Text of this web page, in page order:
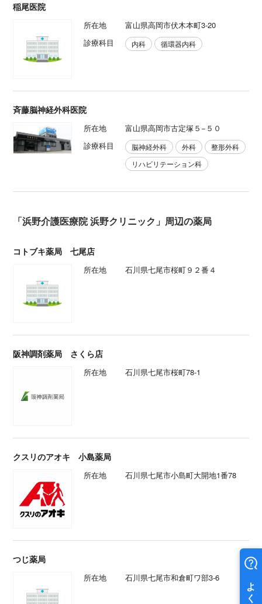
稲尾医院
所在地
富山県高岡市伏木本町3-20
診療科目
内科 循環器内科
斉藤脳神経外科医院
所在地
富山県高岡市古定塚５−５０
診療科目
脳神経外科 外科
整形外科
リハビリテーション科
「浜野介護医療院 浜野クリニック」周辺の薬局
コトブキ薬局 七尾店
所在地 石川県七尾市桜町９２番４
阪神調剤薬局 さくら店
所在地 石川県七尾市桜町78-1
クスリのアオキ 小島薬局
所在地 石川県七尾市小島町大開地1番78
つじ薬局
所在地 石川県七尾市和倉町ワ部3-6